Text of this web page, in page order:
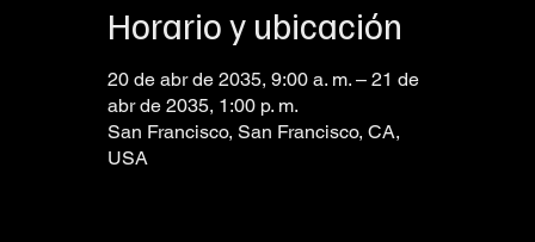
Horario y ubicación
20 de abr de 2035, 9:00 a. m. – 21 de
abr de 2035, 1:00 p. m.
San Francisco, San Francisco, CA,
USA